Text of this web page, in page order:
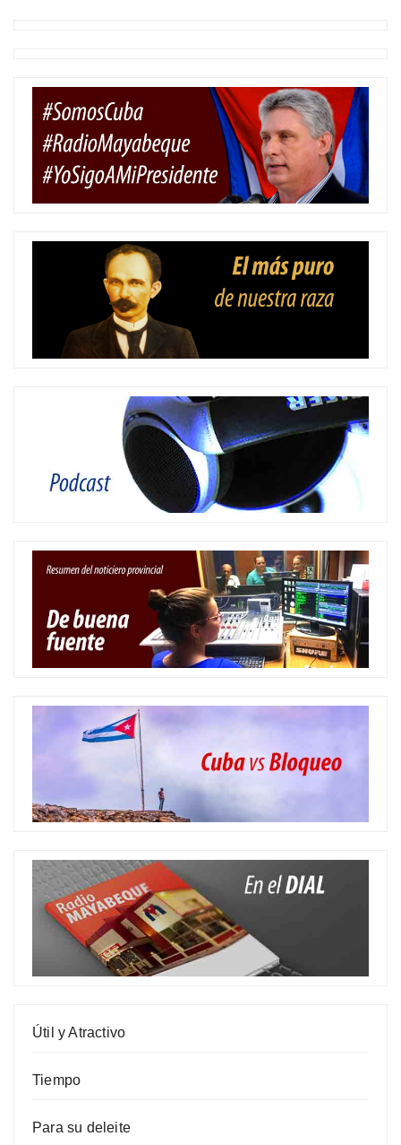
Útil y Atractivo
Tiempo
Para su deleite